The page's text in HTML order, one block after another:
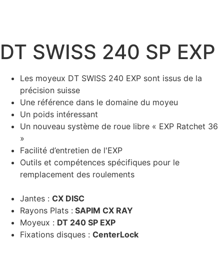
DT SWISS 240 SP EXP
Les moyeux DT SWISS 240 EXP sont issus de la
précision suisse
Une référence dans le domaine du moyeu
Un poids intéressant
Un nouveau système de roue libre « EXP Ratchet 36
»
Facilité d’entretien de l'EXP
Outils et compétences spécifiques pour le
remplacement des roulements
Jantes : CX DISC
Rayons Plats : SAPIM CX RAY
Moyeux : DT 240 SP EXP
Fixations disques : CenterLock